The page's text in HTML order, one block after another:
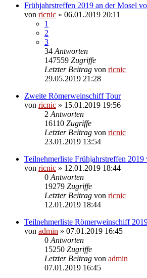
Frühjahrstreffen 2019 an der Mosel
von ricnic » 06.01.2019 20:11
1
2
3
34 Antworten
147559 Zugriffe
Letzter Beitrag von ricnic
29.05.2019 21:28
Zweite Römerweinschiff Tour
von ricnic » 15.01.2019 19:56
2 Antworten
16110 Zugriffe
Letzter Beitrag von ricnic
23.01.2019 13:54
Teilnehmerliste Frühjahrstreffen 2019
von ricnic » 12.01.2019 18:44
0 Antworten
19279 Zugriffe
Letzter Beitrag von ricnic
12.01.2019 18:44
Teilnehmerliste Römerweinschiff
von admin » 07.01.2019 16:45
0 Antworten
15250 Zugriffe
Letzter Beitrag von admin
07.01.2019 16:45